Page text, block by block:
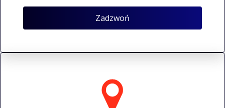
Zadzwoń